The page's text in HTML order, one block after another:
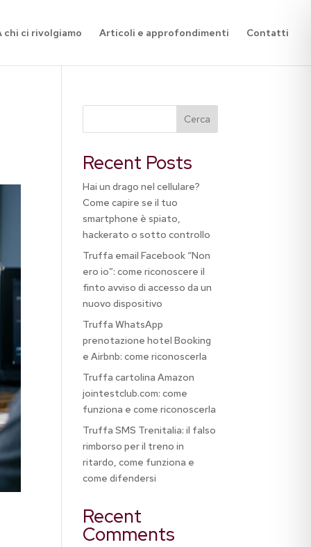
chi ci rivolgiamo Articoli e approfondimenti Contatti
Cerca
Recent Posts
Hai un drago nel cellulare?
Come capire se il tuo
smartphone è spiato,
hackerato o sotto controllo
Truffa email Facebook “Non
ero io”: come riconoscere il
finto avviso di accesso da un
nuovo dispositivo
Truffa WhatsApp
prenotazione hotel Booking
e Airbnb: come riconoscerla
Truffa cartolina Amazon
jointestclub.com: come
funziona e come riconoscerla
Truffa SMS Trenitalia: il falso
rimborso per il treno in
ritardo, come funziona e
come difendersi
Recent
Comments